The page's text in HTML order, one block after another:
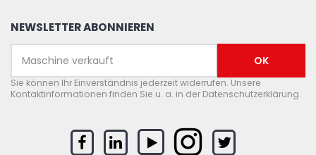
NEWSLETTER ABONNIEREN
Sie können Ihr Einverständnis jederzeit widerrufen. Unsere
Kontaktinformationen finden Sie u. a. in der Datenschutzerklärung.